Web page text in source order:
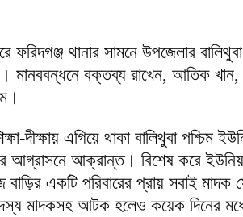
থানার সামনে উপজেলার
মানববন্ধনে বক্তব্য রাখেন, আতিক
দীক্ষায় এগিয়ে থাকা বালিথুবা পশ্চিম
আগ্রাসনে আক্রান্ত। বিশেষ করে
একটি পরিবারের প্রায় সবাই মাদক
মাদকসহ আটক হলেও কয়েক দিনের